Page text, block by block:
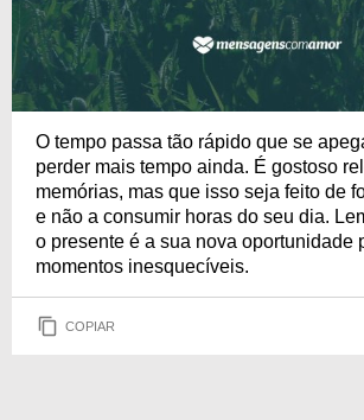
O tempo passa tão rápido que se
perder mais tempo ainda. É gostoso
memórias, mas que isso seja feito de
e não a consumir horas do seu dia.
o presente é a sua nova oportunidade
momentos inesquecíveis.
COPIAR